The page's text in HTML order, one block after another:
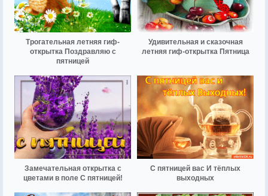
Трогательная летняя гиф-
открытка Поздравляю с
пятницей
Удивительная и сказочная
летняя гиф-открытка Пятница
Замечательная открытка с
цветами в поле С пятницей!
С пятницей вас И тёплых
выходных